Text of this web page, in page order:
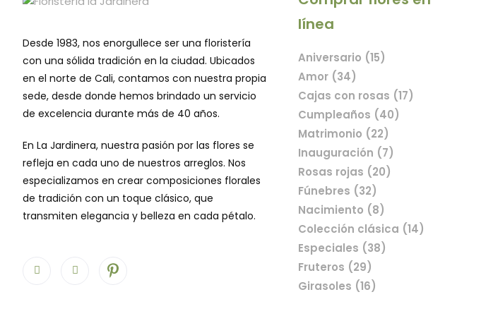
Desde 1983, nos enorgullece ser una floristería
con una sólida tradición en la ciudad. Ubicados
en el norte de Cali, contamos con nuestra propia
sede, desde donde hemos brindado un servicio
de excelencia durante más de 40 años.
En La Jardinera, nuestra pasión por las flores se
refleja en cada uno de nuestros arreglos. Nos
especializamos en crear composiciones florales
de tradición con un toque clásico, que
transmiten elegancia y belleza en cada pétalo.
línea
Aniversario (15)
Amor (34)
Cajas con rosas (17)
Cumpleaños (40)
Matrimonio (22)
Inauguración (7)
Rosas rojas (20)
Fúnebres (32)
Nacimiento (8)
Colección clásica (14)
Especiales (38)
Fruteros (29)
Girasoles (16)